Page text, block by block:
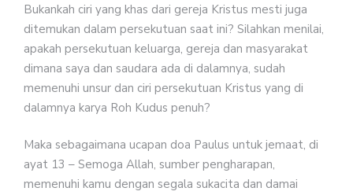
Bukankah ciri yang khas dari gereja Kristus mesti juga
ditemukan dalam persekutuan saat ini? Silahkan menilai,
apakah persekutuan keluarga, gereja dan masyarakat
dimana saya dan saudara ada di dalamnya, sudah
memenuhi unsur dan ciri persekutuan Kristus yang di
dalamnya karya Roh Kudus penuh?
Maka sebagaimana ucapan doa Paulus untuk jemaat, di
ayat 13 – Semoga Allah, sumber pengharapan,
memenuhi kamu dengan segala sukacita dan damai